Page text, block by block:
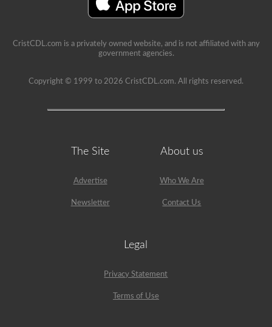
CristCDL.com is a privately owned website, and is not affiliated with any
government agencies.
Copyright © 1999 to 2026 CristCDL.com. All rights reserved.
The Site
Advertise
Newsletter
About us
Who We Are
Contact Us
Legal
Privacy Statement
Terms of Use